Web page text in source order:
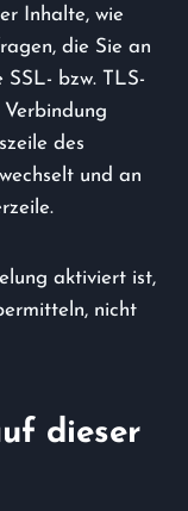
Inhalte, wie
die Sie an
SSL- bzw. TLS-
Verbindung
des
und an
aktiviert ist,
nicht
dieser